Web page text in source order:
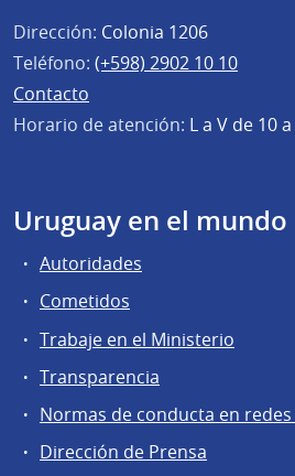
Dirección: Colonia 1206
Teléfono: (+598) 2902 10 10
Contacto
Horario de atención: L a V de 10
Uruguay en el mundo
Autoridades
Cometidos
Trabaje en el Ministerio
Transparencia
Normas de conducta en redes
Dirección de Prensa